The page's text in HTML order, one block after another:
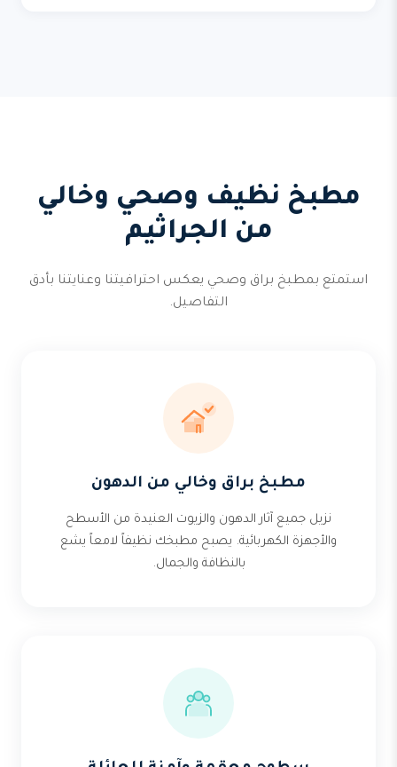
مطبخ نظيف وصحي وخالي
من الجراثيم
استمتع بمطبخ براق وصحي يعكس احترافيتنا وعنايتنا بأدق
التفاصيل.
مطبخ براق وخالي من الدهون
نزيل جميع آثار الدهون والزيوت العنيدة من الأسطح
والأجهزة الكهربائية. يصبح مطبخك نظيفاً لامعاً يشع
بالنظافة والجمال.